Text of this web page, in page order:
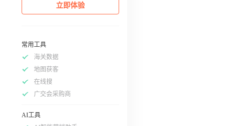
立即体验
常用工具
海关数据
地图获客
在线搜
广交会采购商
AI工具